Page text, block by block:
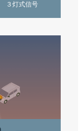
３灯式信号